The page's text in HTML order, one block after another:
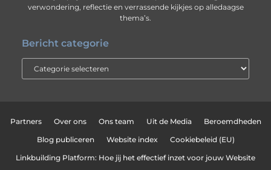
verwondering, reflectie en verrassende kijkjes op alledaagse
thema’s.
Bericht categorie
Partners Over ons Ons team Uit de Media Beroemdheden
Blog publiceren Website index Cookiebeleid (EU)
Linkbuilding Platform: Hoe jij het effectief inzet voor jouw Website